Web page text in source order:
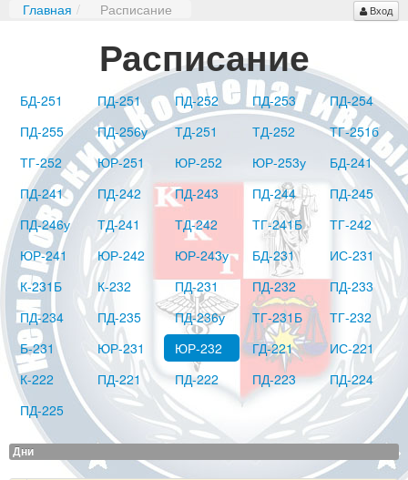
Главная / Расписание Вход
Расписание
БД-251 ПД-251 ПД-252 ПД-253
ПД-254
ПД-255
ПД-256у ТД-251 ТД-252
ТГ-251б
ТГ-252
ЮР-251 ЮР-252 ЮР-253у
БД-241
ПД-241
ПД-242 ПД-243 ПД-244
ПД-245
ПД-246у
ТД-241 ТД-242 ТГ-241Б
ТГ-242
ЮР-241
ЮР-242 ЮР-243у БД-231
ИС-231
К-231Б
К-232 ПД-231 ПД-232
ПД-233
ПД-234
ПД-235 ПД-236у ТГ-231Б
ТГ-232
Б-231
ЮР-231 ЮР-232 ГД-221
ИС-221
К-222
ПД-221 ПД-222 ПД-223
ПД-224
ПД-225
Дни